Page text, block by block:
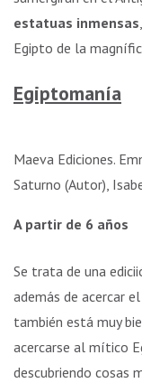
estatuas inmensas
Egipto de la
Egiptomanía
Maeva Ediciones.
Saturno (Autor),
A partir de 6 años
Se trata de una
además de acercar
también está muy
acercarse al mítico
descubriendo cosas